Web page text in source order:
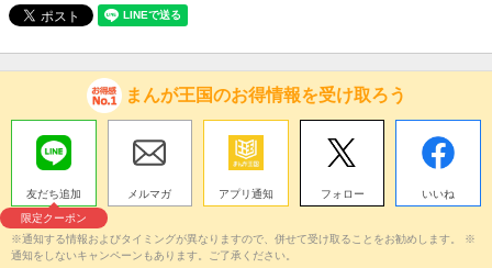
まんが王国のお得情報を受け取ろう
友だち追加
限定クーポン
メルマガ アプリ通知 フォロー いいね
※通知する情報およびタイミングが異なりますので、併せて受け取ることをお勧めします。 ※
通知をしないキャンペーンもあります。ご了承ください。